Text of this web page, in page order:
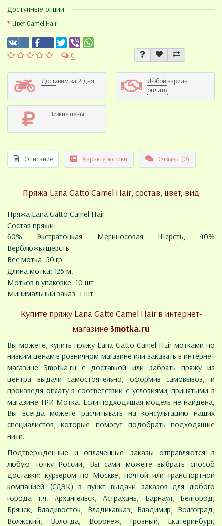
Доступные опции
Цвет Camel Hair
0
Доставим за 2 дня
Любой вариант
оплаты
Низкие цены
Описание Характеристики Отзывы (0)
Пряжа Lana Gatto Camel Hair, состав, цвет, вид
Пряжа Lana Gatto Camel Hair
Состав пряжи:
60% Экстратонкая Мериносовая Шерсть, 40%
Верблюжьяшерсть
Вес мотка: 50 гр.
Длина мотка: 125 м.
Мотков в упаковке: 10 шт.
Минимальный заказ: 1 шт.
Купите пряжу Lana Gatto Camel Hair в интернет-
магазине 3motka.ru
Вы можете, купить пряжу Lana Gatto Camel Hair мотками по
низким ценам в розничном магазине или заказать в интернет
магазине 3motka.ru с доставкой или забрать пряжу из
центра выдачи самостоятельно, оформив самовывоз, и
произведя оплату в соответствии с условиями, принятыми в
магазине ТРИ Мотка. Если подходящая модель не найдена,
Вы всегда можете расчитывать на консультацию наших
специалистов, которые помогут подобрать подходящие
нити.
Подтвержденные и оплаченные заказы отправляются в
любую точку России, Вы сами можете выбрать способ
доставки: курьером по Москве, почтой или транспортной
компанией (СДЭК) в пункт выдачи заказов для любого
города т.ч. Архангельск, Астрахань, Барнаул, Белгород,
Брянск, Владивосток, Владикавказ, Владимир, Волгоград,
Волжский, Вологда, Воронеж, Грозный, Екатеринбург,